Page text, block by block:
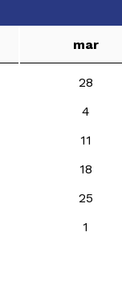
mar
28
4
11
18
25
1